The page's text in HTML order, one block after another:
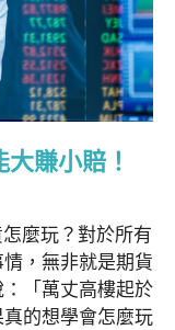
賺小賠！
麼玩？對於所有
，無非就是期貨
「萬丈高樓起於
的想學會怎麼玩